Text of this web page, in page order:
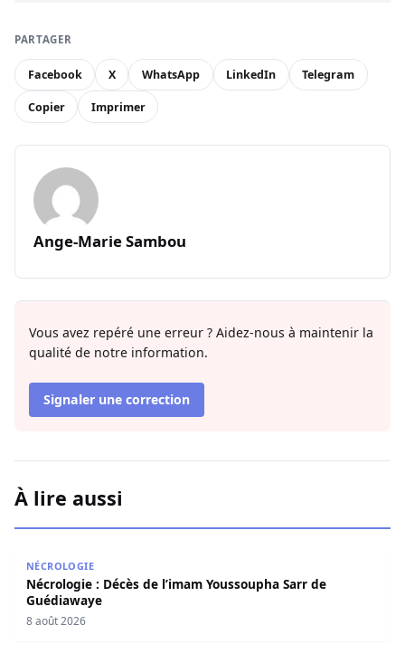
PARTAGER
Facebook X WhatsApp LinkedIn Telegram
Copier Imprimer
Ange-Marie Sambou
Vous avez repéré une erreur ? Aidez-nous à maintenir la
qualité de notre information.
Signaler une correction
À lire aussi
NÉCROLOGIE
Nécrologie : Décès de l’imam Youssoupha Sarr de
Guédiawaye
8 août 2026